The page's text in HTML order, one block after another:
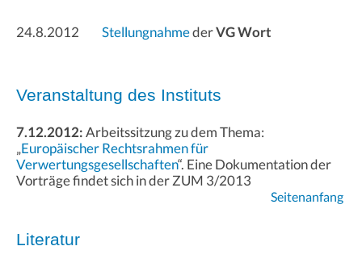
24.8.2012 StellungnahmederVG Wort
Veranstaltung des Instituts
7.12.2012:Arbeitssitzung zu dem Thema:
„Europäischer Rechtsrahmen für
Verwertungsgesellschaften“. Eine Dokumentation der
Vorträge findet sich in der ZUM 3/2013
Seitenanfang
Literatur